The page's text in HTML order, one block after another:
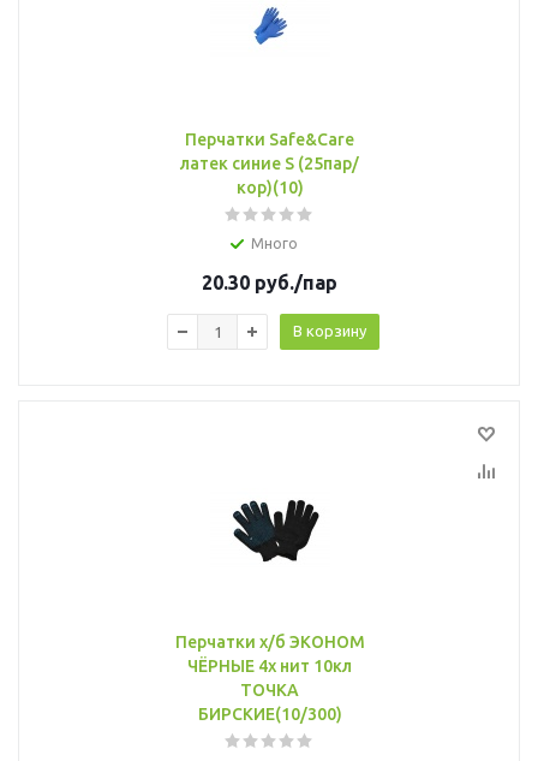
Перчатки Safe&Care
латек синие S (25пар/
кор)(10)
Много
20.30 руб./пар
В корзину
Перчатки х/б ЭКОНОМ
ЧЁРНЫЕ 4х нит 10кл
ТОЧКА
БИРСКИЕ(10/300)